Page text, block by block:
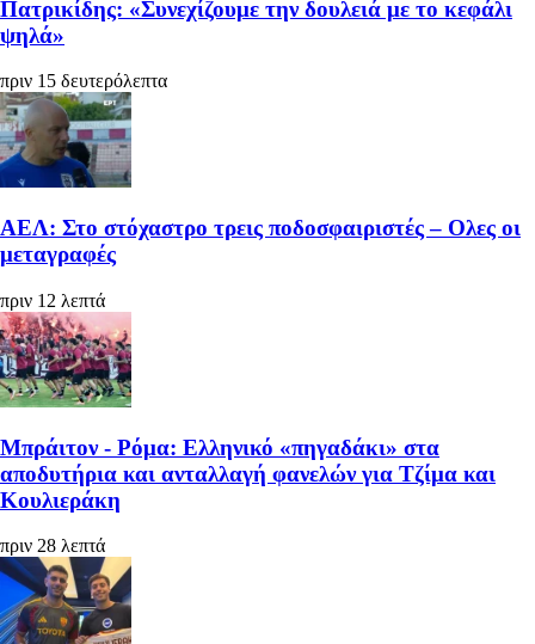
Πατρικίδης: «Συνεχίζουμε την δουλειά με το κεφάλι
ψηλά»
πριν 15 δευτερόλεπτα
ΑΕΛ: Στο στόχαστρο τρεις ποδοσφαιριστές – Ολες οι
μεταγραφές
πριν 12 λεπτά
Μπράιτον - Ρόμα: Ελληνικό «πηγαδάκι» στα
αποδυτήρια και ανταλλαγή φανελών για Τζίμα και
Κουλιεράκη
πριν 28 λεπτά